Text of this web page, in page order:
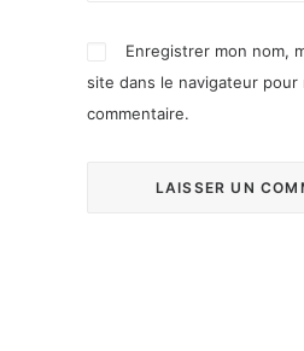
Enregistrer mon nom,
site dans le navigateur pour
commentaire.